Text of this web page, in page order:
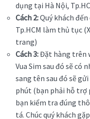
dụng tại Hà Nội,
Cách 2:Quý khách
Tp.HCM làm thủ tục
trang)
Cách 3:Đặt hàng trên
Vua Sim sau đó sẽ có
sang tên sau đó sẽ
phút (bạn phải hỗ trợ
bạn kiểm tra đúng
tá. Chúc quý khách